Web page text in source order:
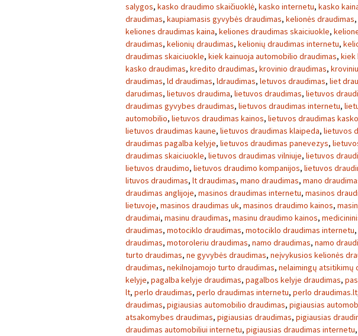
salygos, kasko draudimo skaičiuoklė, kasko internetu, kasko
draudimas, kaupiamasis gyvybės draudimas, kelionės draudimas,
keliones draudimas kaina, keliones draudimas skaiciuokle,
draudimas, kelionių draudimas, kelionių draudimas internetu,
draudimas skaiciuokle, kiek kainuoja automobilio draudimas, kiek
kasko draudimas, kredito draudimas, krovinio draudimas,
draudimas, ld draudimas, ldraudimas, letuvos draudimas, liet
darudimas, lietuvos draudima, lietuvos draudimas, lietuvos
draudimas gyvybes draudimas, lietuvos draudimas internetu,
automobilio, lietuvos draudimas kainos, lietuvos draudimas kasko
lietuvos draudimas kaune, lietuvos draudimas klaipeda, lietuvos
draudimas pagalba kelyje, lietuvos draudimas panevezys,
draudimas skaiciuokle, lietuvos draudimas vilniuje, lietuvos
lietuvos draudimo, lietuvos draudimo kompanijos, lietuvos
lituvos draudimas, lt draudimas, mano draudimas, mano
draudimas anglijoje, masinos draudimas internetu, masinos
lietuvoje, masinos draudimas uk, masinos draudimo kainos,
draudimai, masinu draudimas, masinu draudimo kainos,
draudimas, motociklo draudimas, motociklo draudimas internetu,
draudimas, motoroleriu draudimas, namo draudimas, namo
turto draudimas, ne gyvybės draudimas, neįvykusios kelionės
draudimas, nekilnojamojo turto draudimas, nelaimingų atsitikimų
kelyje, pagalba kelyje draudimas, pagalbos kelyje draudimas,
lt, perlo draudimas, perlo draudimas internetu, perlo draudimas.lt
draudimas, pigiausias automobilio draudimas, pigiausias
atsakomybes draudimas, pigiausias draudimas, pigiausias
draudimas automobiliui internetu, pigiausias draudimas internetu,